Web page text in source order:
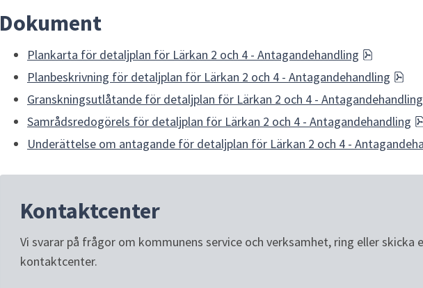
Dokument
Plankarta för detaljplan för Lärkan 2 och 4 - Antagandehandling
Planbeskrivning för detaljplan för Lärkan 2 och 4 - Antagandehandling
Granskningsutlåtande för detaljplan för Lärkan 2 och 4 - Antagandehandling
Samrådsredogörels för detaljplan för Lärkan 2 och 4 - Antagandehandling
Underättelse om antagande för detaljplan för Lärkan 2 och 4 -
Kontaktcenter
Vi svarar på frågor om kommunens service och verksamhet, ring eller skicka
kontaktcenter.